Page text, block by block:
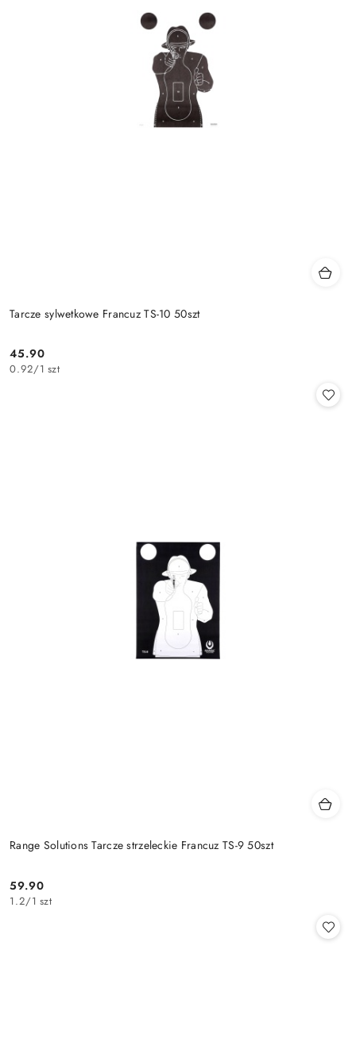
Tarcze sylwetkowe Francuz TS-10 50szt
Cena:
45.90
0.92/1 szt
Range Solutions Tarcze strzeleckie Francuz TS-9 50szt
Cena:
59.90
1.2/1 szt